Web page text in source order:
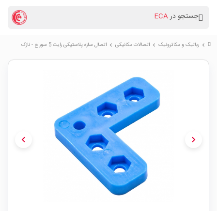
جستجو درECA
chevron_right رباتیک و مکاترونیک chevron_right اتصالات مکانیکی chevron_right اتصال سازه پلاستیکی رایت 5 سوراخ - نازک
chevron_left chevron_right